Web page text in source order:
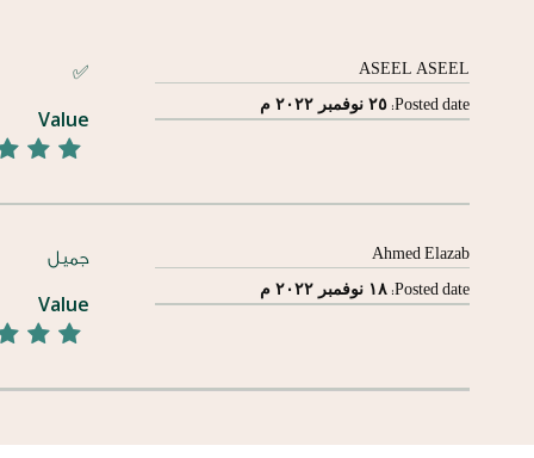
ASEEL ASEEL
Posted date: ٢٥ نوفمبر ٢٠٢٢ م
✅
Value
Ahmed Elazab
Posted date: ١٨ نوفمبر ٢٠٢٢ م
جميل
Value